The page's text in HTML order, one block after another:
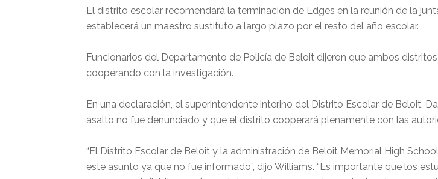
El distrito escolar recomendará la terminación de Edges en la reunión de la
establecerá un maestro sustituto a largo plazo por el resto del año escolar.
Funcionarios del Departamento de Policía de Beloit dijeron que ambos
cooperando con la investigación.
En una declaración, el superintendente interino del Distrito Escolar de Beloit,
asalto no fue denunciado y que el distrito cooperará plenamente con las
“El Distrito Escolar de Beloit y la administración de Beloit Memorial High
este asunto ya que no fue informado”, dijo Williams. “Es importante que los